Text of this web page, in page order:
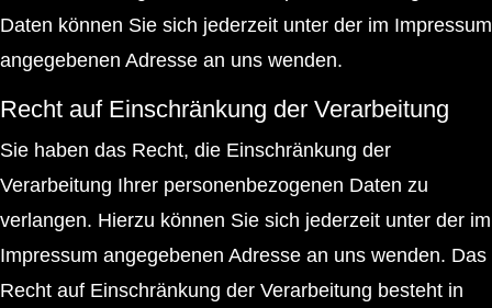
Daten können Sie sich jederzeit unter der im Impressum
angegebenen Adresse an uns wenden.
Recht auf Einschränkung der Verarbeitung
Sie haben das Recht, die Einschränkung der
Verarbeitung Ihrer personenbezogenen Daten zu
verlangen. Hierzu können Sie sich jederzeit unter der im
Impressum angegebenen Adresse an uns wenden. Das
Recht auf Einschränkung der Verarbeitung besteht in